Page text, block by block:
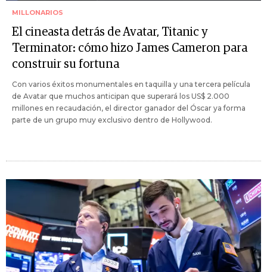
MILLONARIOS
El cineasta detrás de Avatar, Titanic y
Terminator: cómo hizo James Cameron para
construir su fortuna
Con varios éxitos monumentales en taquilla y una tercera película
de Avatar que muchos anticipan que superará los US$ 2.000
millones en recaudación, el director ganador del Óscar ya forma
parte de un grupo muy exclusivo dentro de Hollywood.